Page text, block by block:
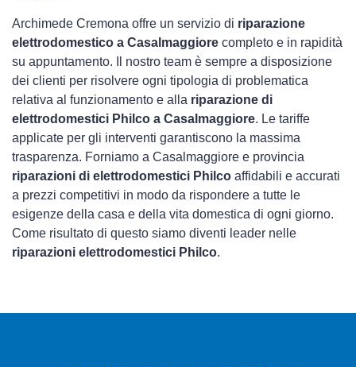
Archimede Cremona offre un servizio di riparazione
elettrodomestico a Casalmaggiore completo e in rapidità
su appuntamento. Il nostro team è sempre a disposizione
dei clienti per risolvere ogni tipologia di problematica
relativa al funzionamento e alla riparazione di
elettrodomestici Philco a Casalmaggiore. Le tariffe
applicate per gli interventi garantiscono la massima
trasparenza. Forniamo a Casalmaggiore e provincia
riparazioni di elettrodomestici Philco affidabili e accurati
a prezzi competitivi in modo da rispondere a tutte le
esigenze della casa e della vita domestica di ogni giorno.
Come risultato di questo siamo diventi leader nelle
riparazioni elettrodomestici Philco.